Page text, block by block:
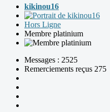
kikinou16
Hors Ligne
Membre platinium
Messages : 2525
Remerciements reçus 275